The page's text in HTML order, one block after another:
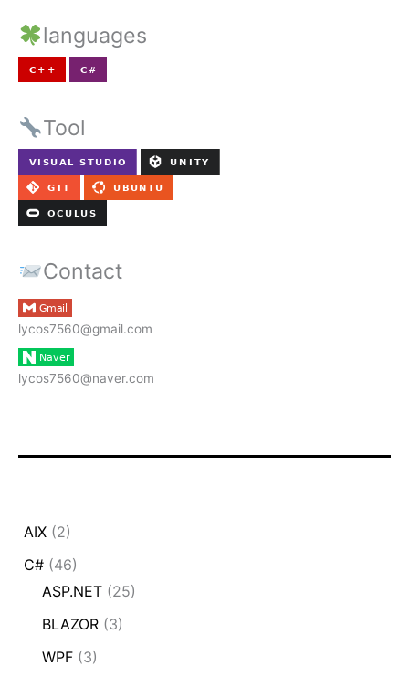
languages
Tool
Contact
lycos7560@gmail.com
lycos7560@naver.com
AIX (2)
C# (46)
ASP.NET (25)
BLAZOR (3)
WPF (3)